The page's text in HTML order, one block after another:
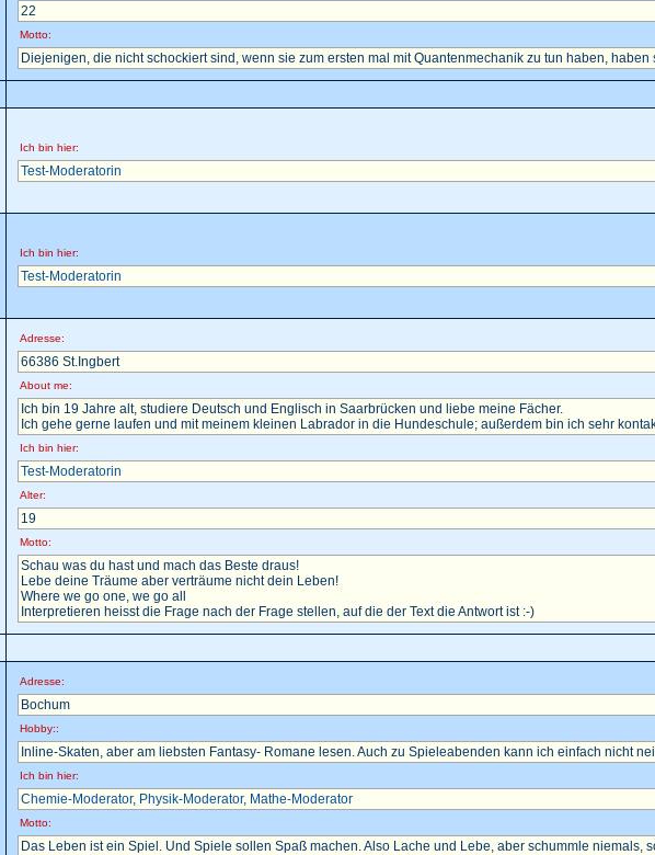
22
Motto:
Diejenigen, die nicht schockiert sind, wenn sie zum ersten mal mit Quantenmechanik zu tun haben,
Ich bin hier:
Test-Moderatorin
Ich bin hier:
Test-Moderatorin
Adresse:
66386 St.Ingbert
About me:
Ich bin 19 Jahre alt, studiere Deutsch und Englisch in Saarbrücken und liebe meine Fächer.
Ich gehe gerne laufen und mit meinem kleinen Labrador in die Hundeschule; außerdem bin ich sehr
Ich bin hier:
Test-Moderatorin
Alter:
19
Motto:
Schau was du hast und mach das Beste draus!
Lebe deine Träume aber verträume nicht dein Leben!
Where we go one, we go all
Interpretieren heisst die Frage nach der Frage stellen, auf die der Text die Antwort ist :-)
Adresse:
Bochum
Hobby::
Inline-Skaten, aber am liebsten Fantasy- Romane lesen. Auch zu Spieleabenden kann ich einfach nicht
Ich bin hier:
Chemie-Moderator, Physik-Moderator, Mathe-Moderator
Motto:
Das Leben ist ein Spiel. Und Spiele sollen Spaß machen. Also Lache und Lebe, aber schummle niemals,